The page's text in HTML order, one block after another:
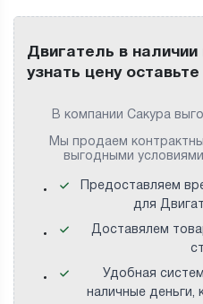
Двигатель в
узнать цену оставьте
В компании Сакура
Мы продаем
выгодными
Предоставляем
для
Доставялем
Удобная
наличные деньги,